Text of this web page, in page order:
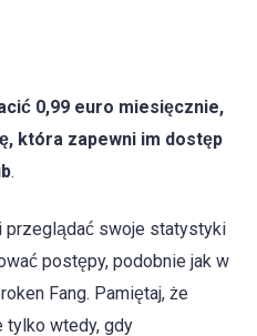
0,99 euro miesięcznie,
która zapewni im dostęp
.
przeglądać swoje statystyki
postępy, podobnie jak w
Fang. Pamiętaj, że
tylko wtedy, gdy